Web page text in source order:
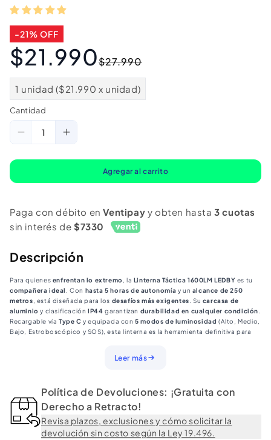
-21% OFF
$27.990
$21.990
1 unidad ($21.990 x unidad)
Cantidad
Cantidad
Reducir
cantidad
Recargable
Tipoc
Aumentar
cantidad
Led
Recargable
Tipoc
Agregar al carrito
Paga con débito enVentipay y obten hasta3 cuotas
sin interés de $7330
Descripción
Para quienes enfrentan lo extremo , la Linterna Táctica 1600LM LEDBY es tu
compañera ideal
. Con hasta 5 horas de autonomía y un alcance de 250
metros , está diseñada para los desafíos más exigentes . Su carcasa de
aluminio y clasificaciónIP44 garantizan durabilidad en cualquier condición
Recargable vía Type C y equipada con5 modos de luminosidad (Alto, Medio,
Bajo, Estroboscópico y SOS), esta linterna es la herramienta definitiva para
: 1*XHP50 de super potencia
: Zoom ajustable
Autonomía: 2 a 5 horas
Tiempo de carga
Cable: USB-C incluido
: 35 × 170 mm
Leer más
Política de Devoluciones: ¡Gratuita con
Derecho a Retracto!
Revisa plazos, exclusiones y cómo solicitar la
devolución sin costo según la Ley 19.496.